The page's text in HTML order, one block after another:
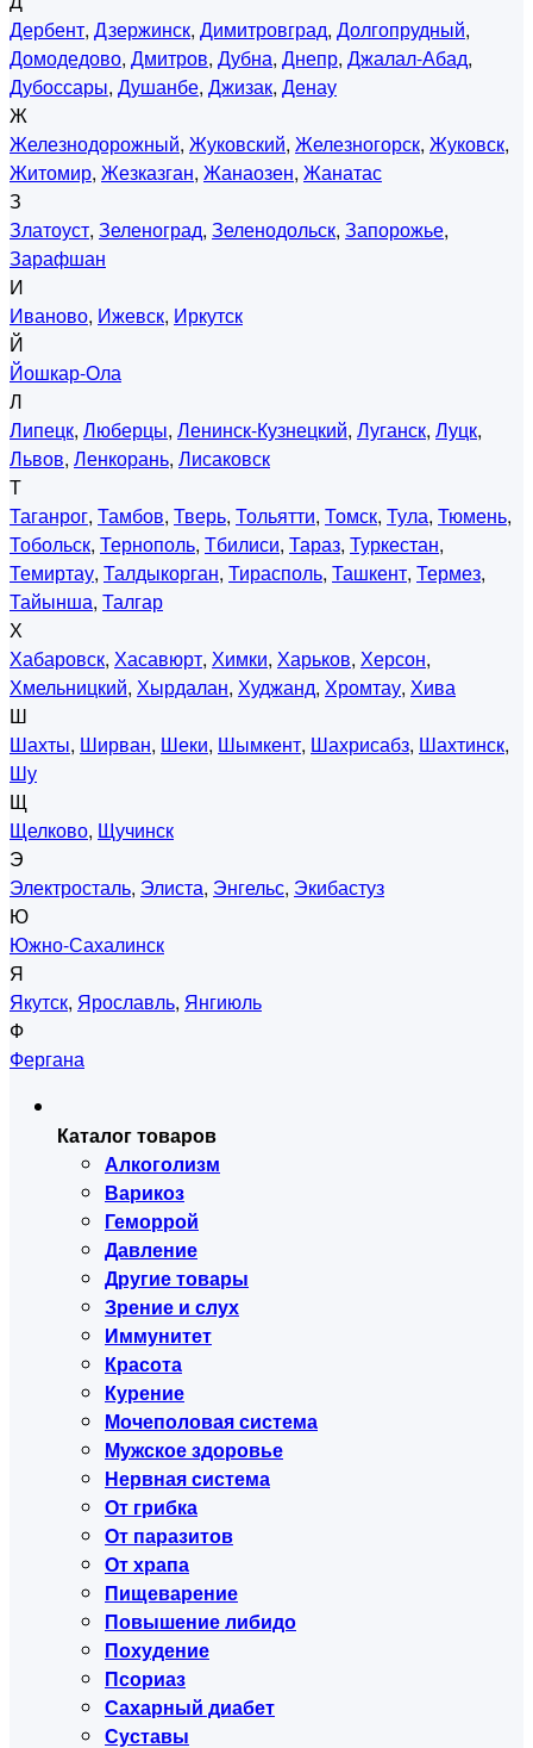
Дербент, Дзержинск, Димитровград, Долгопрудный,
Домодедово, Дмитров, Дубна, Днепр, Джалал-Абад,
Дубоссары, Душанбе, Джизак, Денау
Ж
Железнодорожный, Жуковский, Железногорск, Жуковск,
Житомир, Жезказган, Жанаозен, Жанатас
З
Златоуст, Зеленоград, Зеленодольск, Запорожье,
Зарафшан
И
Иваново, Ижевск, Иркутск
Й
Йошкар-Ола
Л
Липецк, Люберцы, Ленинск-Кузнецкий, Луганск, Луцк,
Львов, Ленкорань, Лисаковск
Т
Таганрог, Тамбов, Тверь, Тольятти, Томск, Тула, Тюмень,
Тобольск, Тернополь, Тбилиси, Тараз, Туркестан,
Темиртау, Талдыкорган, Тирасполь, Ташкент, Термез,
Тайынша, Талгар
Х
Хабаровск, Хасавюрт, Химки, Харьков, Херсон,
Хмельницкий, Хырдалан, Худжанд, Хромтау, Хива
Ш
Шахты, Ширван, Шеки, Шымкент, Шахрисабз, Шахтинск,
Шу
Щ
Щелково, Щучинск
Э
Электросталь, Элиста, Энгельс, Экибастуз
Ю
Южно-Сахалинск
Я
Якутск, Ярославль, Янгиюль
Ф
Фергана
Каталог товаров
Алкоголизм
Варикоз
Геморрой
Давление
Другие товары
Зрение и слух
Иммунитет
Красота
Курение
Мочеполовая система
Мужское здоровье
Нервная система
От грибка
От паразитов
От храпа
Пищеварение
Повышение либидо
Похудение
Псориаз
Сахарный диабет
Суставы